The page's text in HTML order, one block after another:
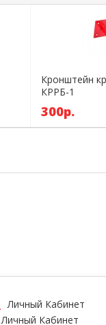
Кронштейн
КРРБ-1
300р.
Личный Кабинет
Личный Кабинет